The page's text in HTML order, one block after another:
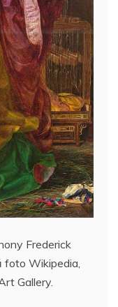
Frederick
foto Wikipedia,
Gallery.